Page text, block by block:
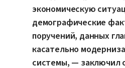
экономическую
демографические
поручений, данных
касательно
системы, — заключил